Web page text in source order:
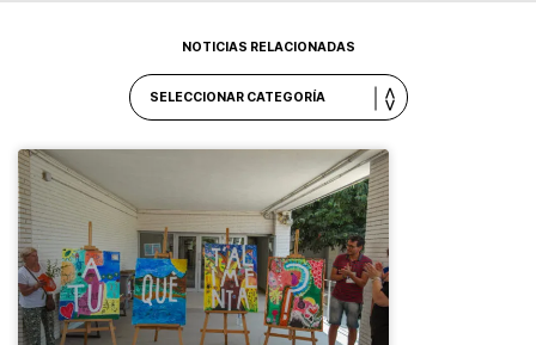
NOTICIAS RELACIONADAS